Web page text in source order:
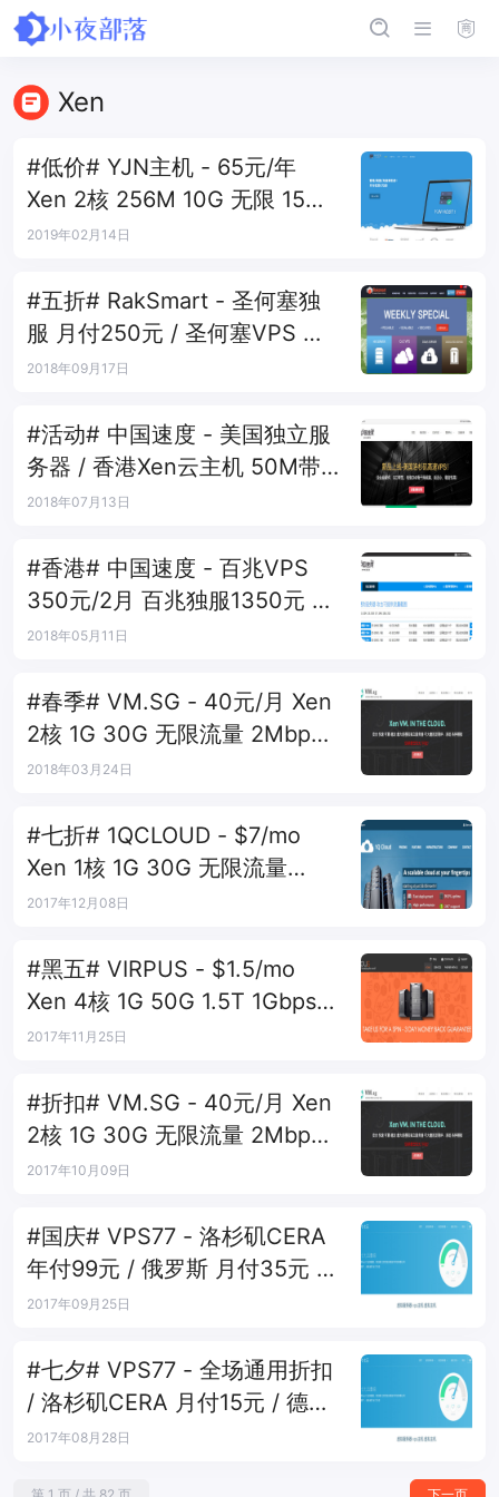
Xen
#低价# YJN主机 - 65元/年
Xen 2核 256M 10G 无限 15M
洛杉矶QN
2019年02月14日
#五折# RakSmart - 圣何塞独
服 月付250元 / 圣何塞VPS 年
付163元
2018年09月17日
#活动# 中国速度 - 美国独立服
务器 / 香港Xen云主机 50M带
宽 / 俄罗斯VPS
2018年07月13日
#香港# 中国速度 - 百兆VPS
350元/2月 百兆独服1350元 常
规VPS 350元/年
2018年05月11日
#春季# VM.SG - 40元/月 Xen
2核 1G 30G 无限流量 2Mbps
香港CN2
2018年03月24日
#七折# 1QCLOUD - $7/mo
Xen 1核 1G 30G 无限流量
100Mbps 犹他
2017年12月08日
#黑五# VIRPUS - $1.5/mo
Xen 4核 1G 50G 1.5T 1Gbps
西雅图
2017年11月25日
#折扣# VM.SG - 40元/月 Xen
2核 1G 30G 无限流量 2Mbps
香港CN2
2017年10月09日
#国庆# VPS77 - 洛杉矶CERA
年付99元 / 俄罗斯 月付35元 /
德国 月付29元
2017年09月25日
#七夕# VPS77 - 全场通用折扣
/ 洛杉矶CERA 月付15元 / 德国
直连 月付23元
2017年08月28日